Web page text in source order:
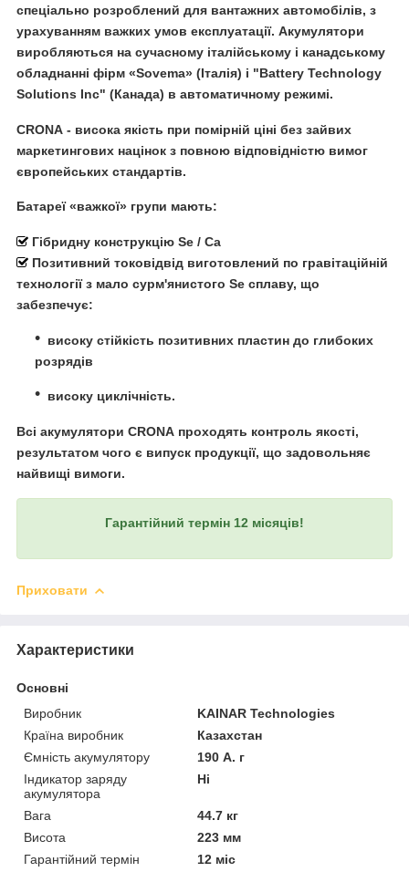
спеціально розроблений для вантажних автомобілів, з
урахуванням важких умов експлуатації. Акумулятори
виробляються на сучасному італійському і канадському
обладнанні фірм «Sovema» (Італія) і "Battery Technology
Solutions Inc" (Канада) в автоматичному режимі.
CRONA - висока якість при помірній ціні без зайвих
маркетингових націнок з повною відповідністю вимог
європейських стандартів.
Батареї «важкої» групи мають:
Гібридну конструкцію Se / Ca
Позитивний токовідвід виготовлений по гравітаційній
технології з мало сурм'янистого Se сплаву, що
забезпечує:
високу стійкість позитивних пластин до глибоких
розрядів
високу циклічність.
Всі акумулятори CRONA проходять контроль якості,
результатом чого є випуск продукції, що задовольняє
найвищі вимоги.
Гарантійний термін 12 місяців!
Приховати
Характеристики
Основні
Виробник
KAINAR Technologies
Країна виробник
Казахстан
Ємність акумулятору
190 А. г
Індикатор заряду
акумулятора
Ні
Вага
44.7 кг
Висота
223 мм
Гарантійний термін
12 міс